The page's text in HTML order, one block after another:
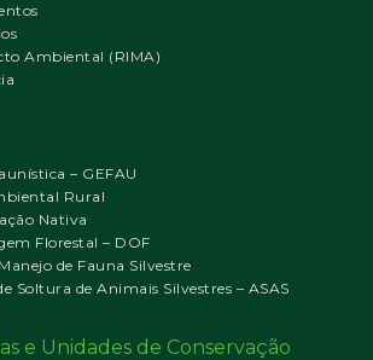
Ambiental (RIMA)
– GEFAU
Rural
Nativa
Florestal – DOF
de Fauna Silvestre
Soltura de Animais Silvestres – ASAS
e Unidades de Conservação